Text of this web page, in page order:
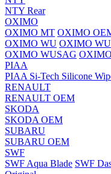
NTY Rear
OXIMO
OXIMO MT OXIMO
OXIMO WU OXIMO
OXIMO WUSAG
PIAA
PIAA Si-Tech Silicone
RENAULT
RENAULT OEM
SKODA
SKODA OEM
SUBARU
SUBARU OEM
SWF
SWF Aqua Blade SWF